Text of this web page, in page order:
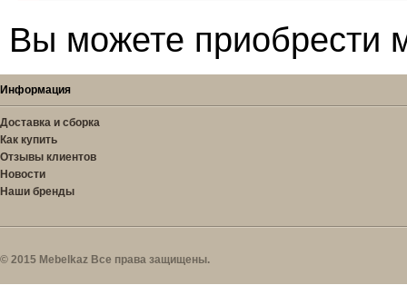
Вы можете приобрести
Информация
Доставка и сборка
Как купить
Отзывы клиентов
Новости
Наши бренды
© 2015 Mebelkaz Все права защищены.